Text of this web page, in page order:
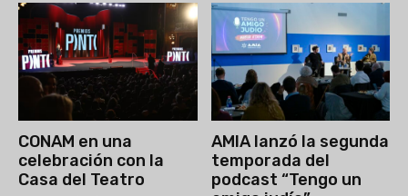
CONAM en una
celebración con la
Casa del Teatro
AMIA lanzó la segunda
temporada del
podcast “Tengo un